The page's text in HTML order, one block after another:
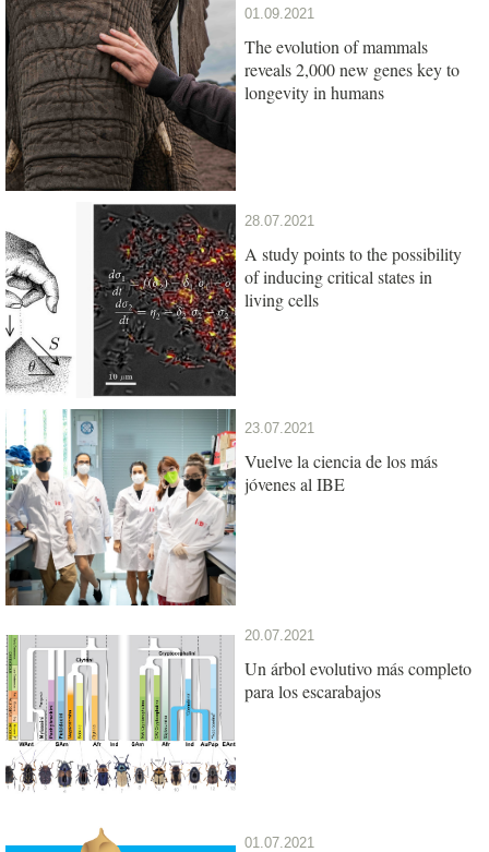
01.09.2021
The evolution of mammals
reveals 2,000 new genes key to
longevity in humans
28.07.2021
A study points to the possibility
of inducing critical states in
living cells
23.07.2021
Vuelve la ciencia de los más
jóvenes al IBE
20.07.2021
Un árbol evolutivo más completo
para los escarabajos
01.07.2021